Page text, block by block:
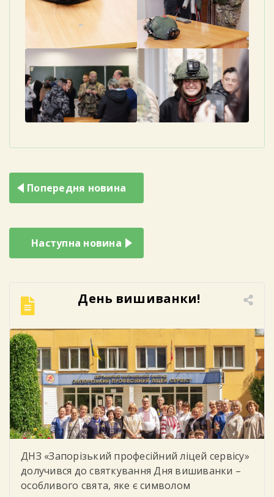
Навігація
записів
Попередня новина
Наступна новина
День вишиванки!
ДНЗ «Запорізький професійний ліцей сервісу»
долучився до святкування Дня вишиванки –
особливого свята, яке є символом